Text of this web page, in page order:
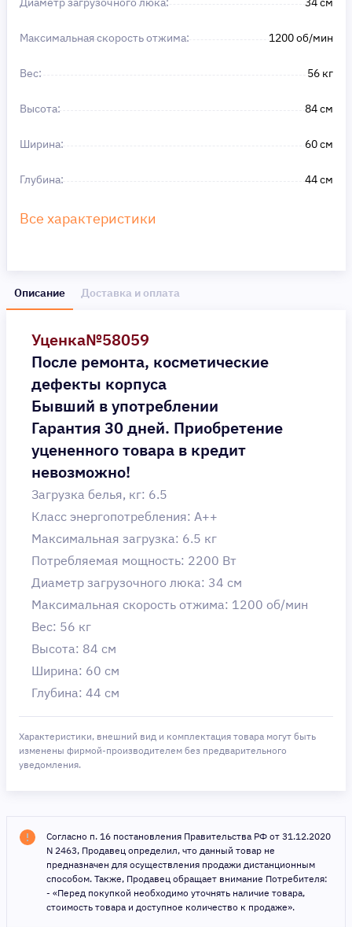
Максимальная скорость отжима: 1200 об/мин
Вес: 56 кг
Высота: 84 см
Ширина: 60 см
Глубина: 44 см
Все характеристики
Описание Доставка и оплата
Уценка№58059
После ремонта, косметические
дефекты корпуса
Бывший в употреблении
Гарантия 30 дней. Приобретение
уцененного товара в кредит
невозможно!
Загрузка белья, кг: 6.5
Класс энергопотребления: A++
Максимальная загрузка: 6.5 кг
Потребляемая мощность: 2200 Вт
Диаметр загрузочного люка: 34 см
Максимальная скорость отжима: 1200 об/мин
Вес: 56 кг
Высота: 84 см
Ширина: 60 см
Глубина: 44 см
Характеристики, внешний вид и комплектация товара могут быть
изменены фирмой-производителем без предварительного
уведомления.
Согласно п. 16 постановления Правительства РФ от 31.12.2020
N 2463, Продавец определил, что данный товар не
предназначен для осуществления продажи дистанционным
способом. Также, Продавец обращает внимание Потребителя:
- «Перед покупкой необходимо уточнять наличие товара,
стоимость товара и доступное количество к продаже».